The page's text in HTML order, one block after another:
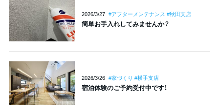
2026/3/27 #アフターメンテナンス #秋田支店
簡単お手入れしてみませんか？
2026/3/26 #家づくり #横手支店
宿泊体験のご予約受付中です！